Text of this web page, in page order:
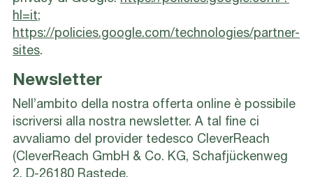
hl=it;
https://policies.google.com/technologies/partner-
sites.
Newsletter
Nell’ambito della nostra offerta online è possibile
iscriversi alla nostra newsletter. A tal fine ci
avvaliamo del provider tedesco CleverReach
(CleverReach GmbH & Co. KG, Schafjückenweg
2, D-26180 Rastede,